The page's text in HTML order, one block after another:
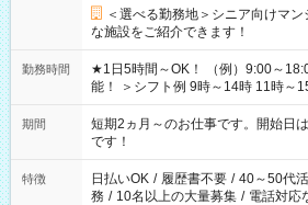
＜選べる勤務地＞シニア向けマ
な施設をご紹介できます！
勤務時間
★1日5時間～OK！ （例）9:00～
能！ ＞シフト例 9時～14時 11時～
のご都合に合わせて勤務時間をご
でお休みや時間の調整が必要な場合
い。
期間
短期2ヵ月～のお仕事です。開始
です！
特徴 日払いOK / 履歴書不要 / 40～50代
務 / 10名以上の大量募集 / 電話対応